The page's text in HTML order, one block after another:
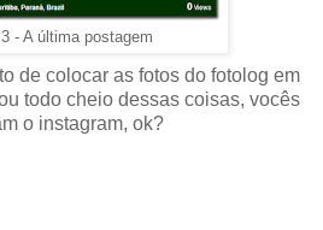
- A última postagem
de colocar as fotos do fotolog em
todo cheio dessas coisas, vocês
o instagram, ok?